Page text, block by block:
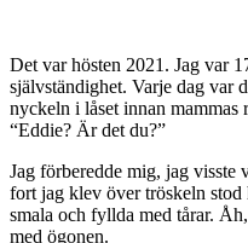
Det var hösten 2021. Jag var
självständighet. Varje dag var
nyckeln i låset innan mammas
“Eddie? Är det du?”
Jag förberedde mig, jag visste
fort jag klev över tröskeln stod
smala och fyllda med tårar.
med ögonen.